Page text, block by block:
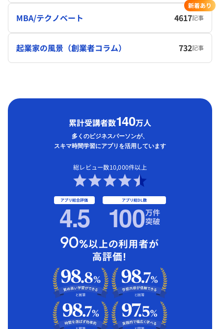
MBA/テクノベート 4617記事
新着あり
起業家の風景（創業者コラム） 732記事
累計受講者数140万人
多くのビジネスパーソンが、
スキマ時間学習にアプリを活用しています
総レビュー数10,000件以上
アプリ総合評価
4.5 アプリ総DL数
100万件
突破